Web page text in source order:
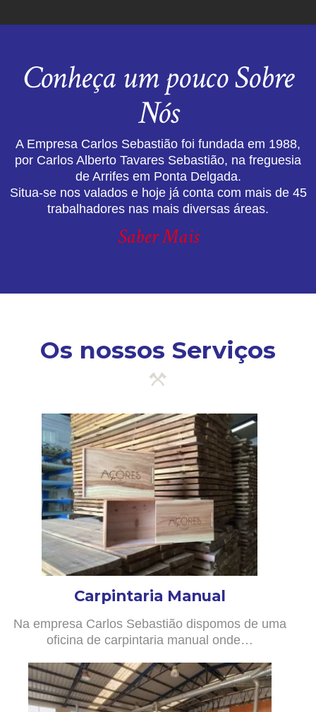
Conheça um pouco Sobre
Nós
A Empresa Carlos Sebastião foi fundada em 1988,
por Carlos Alberto Tavares Sebastião, na freguesia
de Arrifes em Ponta Delgada.
Situa-se nos valados e hoje já conta com mais de 45
trabalhadores nas mais diversas áreas.
Saber Mais
Os nossos Serviços
Carpintaria Manual
Na empresa Carlos Sebastião dispomos de uma
oficina de carpintaria manual onde…